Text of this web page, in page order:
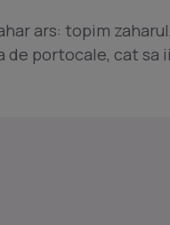
ars: topim
de portocale, cat sa